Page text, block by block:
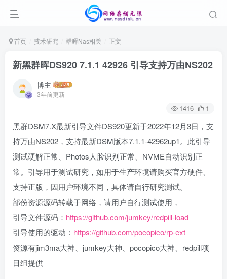
首页 技术研究 群晖Nas相关 正文
新黑群晖DS920 7.1.1 42926 引导支持万由NS202
博主
3年前更新
1416 1
黑群DSM7.X最新引导文件DS920更新于2022年12月3日，支
持万由NS202，支持最新DSM版本7.1.1-42962up1。此引导
测试硬解正常、Photos人脸识别正常、NVME自动识别正
常。引导用于测试研究，如用于生产环境请购买官方硬件、
支持正版，因用户环境不同，具体请自行研究测试。
部份资源源码转载于网络，请用户自行测试使用，
引导文件源码： https://github.com/jumkey/redpill-load
引导使用的驱动： https://github.com/pocopico/rp-ext
资源有jim3ma大神、jumkey大神、pocopico大神、redpill项
目组提供